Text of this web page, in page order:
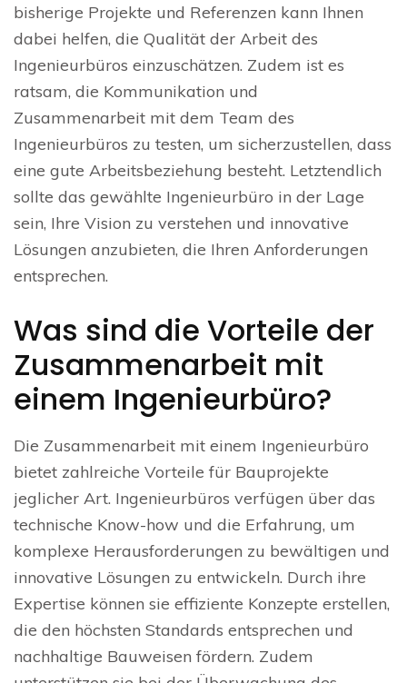
bisherige Projekte und Referenzen kann Ihnen
dabei helfen, die Qualität der Arbeit des
Ingenieurbüros einzuschätzen. Zudem ist es
ratsam, die Kommunikation und
Zusammenarbeit mit dem Team des
Ingenieurbüros zu testen, um sicherzustellen, dass
eine gute Arbeitsbeziehung besteht. Letztendlich
sollte das gewählte Ingenieurbüro in der Lage
sein, Ihre Vision zu verstehen und innovative
Lösungen anzubieten, die Ihren Anforderungen
entsprechen.
Was sind die Vorteile der
Zusammenarbeit mit
einem Ingenieurbüro?
Die Zusammenarbeit mit einem Ingenieurbüro
bietet zahlreiche Vorteile für Bauprojekte
jeglicher Art. Ingenieurbüros verfügen über das
technische Know-how und die Erfahrung, um
komplexe Herausforderungen zu bewältigen und
innovative Lösungen zu entwickeln. Durch ihre
Expertise können sie effiziente Konzepte erstellen,
die den höchsten Standards entsprechen und
nachhaltige Bauweisen fördern. Zudem